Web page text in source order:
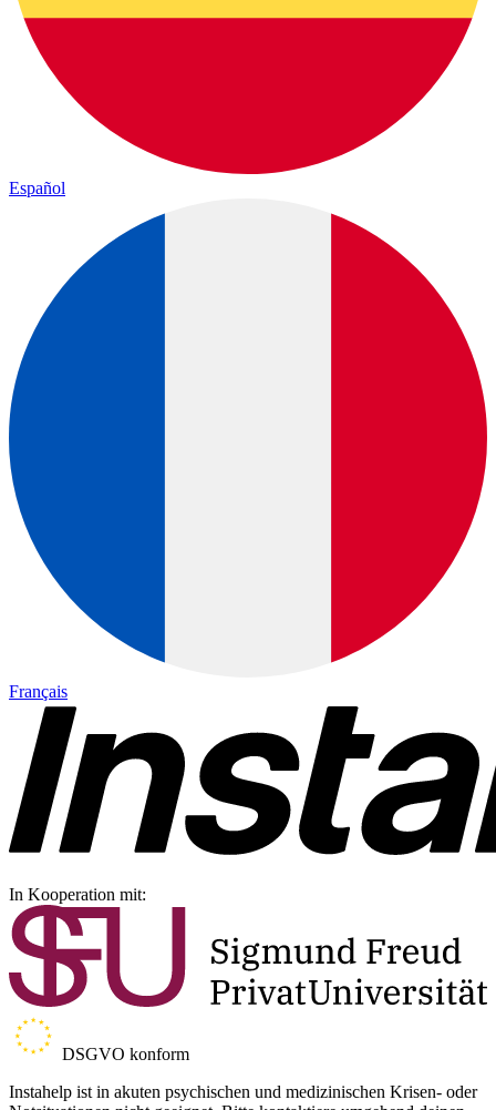
Español
Français
In Kooperation mit:
DSGVO konform
Instahelp ist in akuten psychischen und medizinischen Krisen- oder